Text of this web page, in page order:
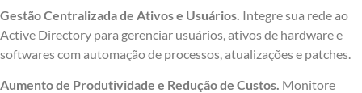
Gestão Centralizada de Ativos e Usuários. Integre sua rede ao
Active Directory para gerenciar usuários, ativos de hardware e
softwares com automação de processos, atualizações e patches.
Aumento de Produtividade e Redução de Custos. Monitore